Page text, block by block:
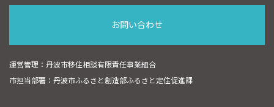
お問い合わせ
運営管理：丹波市移住相談有限責任事業組合
市担当部署：丹波市ふるさと創造部ふるさと定住促進課